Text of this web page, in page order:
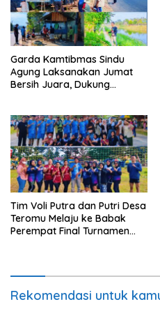
Garda Kamtibmas Sindu
Agung Laksanakan Jumat
Bersih Juara, Dukung
Tim Voli Putra dan Putri Desa
Teromu Melaju ke Babak
Perempat Final Turnamen
Rekomendasi untuk